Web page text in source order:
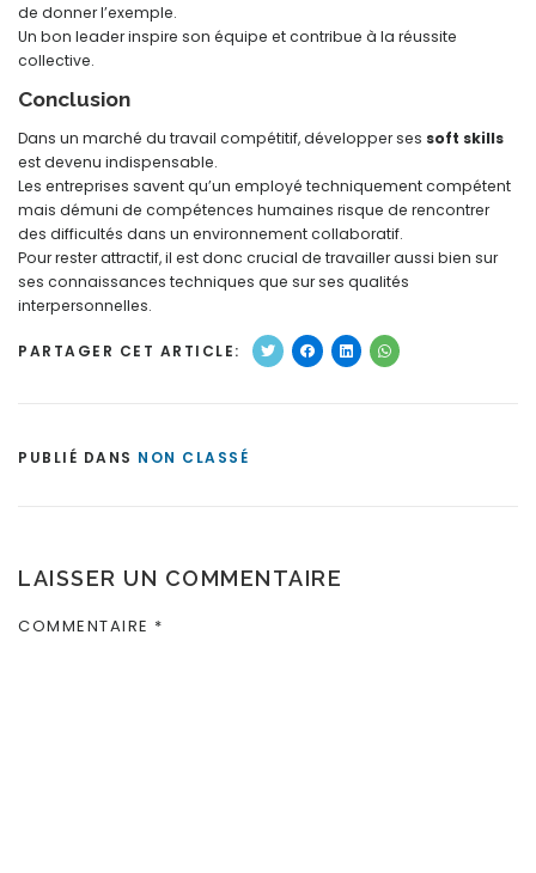
de donner l’exemple.
Un bon leader inspire son équipe et contribue à la réussite
collective.
Conclusion
Dans un marché du travail compétitif, développer ses soft skills
est devenu indispensable.
Les entreprises savent qu’un employé techniquement compétent
mais démuni de compétences humaines risque de rencontrer
des difficultés dans un environnement collaboratif.
Pour rester attractif, il est donc crucial de travailler aussi bien sur
ses connaissances techniques que sur ses qualités
interpersonnelles.
PARTAGER CET ARTICLE:
PUBLIÉ DANS NON CLASSÉ
LAISSER UN COMMENTAIRE
COMMENTAIRE *